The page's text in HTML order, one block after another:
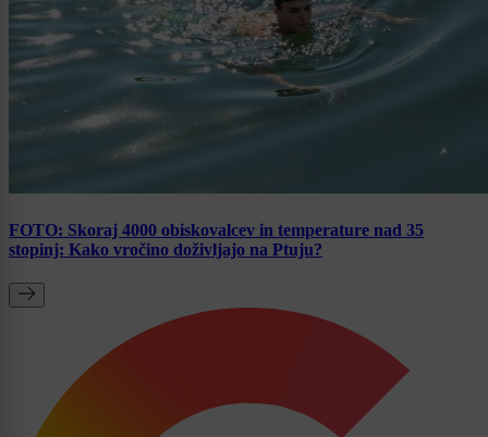
FOTO: Skoraj 4000 obiskovalcev in temperature nad 35
stopinj: Kako vročino doživljajo na Ptuju?